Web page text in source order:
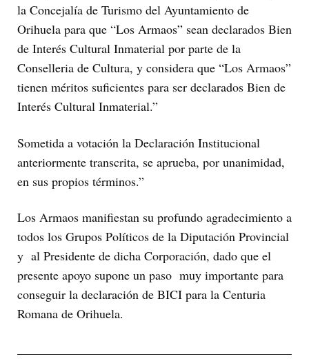
la Concejalía de Turismo del Ayuntamiento de
Orihuela para que “Los Armaos” sean declarados Bien
de Interés Cultural Inmaterial por parte de la
Conselleria de Cultura, y considera que “Los Armaos”
tienen méritos suficientes para ser declarados Bien de
Interés Cultural Inmaterial.”
Sometida a votación la Declaración Institucional
anteriormente transcrita, se aprueba, por unanimidad,
en sus propios términos.”
Los Armaos manifiestan su profundo agradecimiento a
todos los Grupos Políticos de la Diputación Provincial
y al Presidente de dicha Corporación, dado que el
presente apoyo supone un paso muy importante para
conseguir la declaración de BICI para la Centuria
Romana de Orihuela.